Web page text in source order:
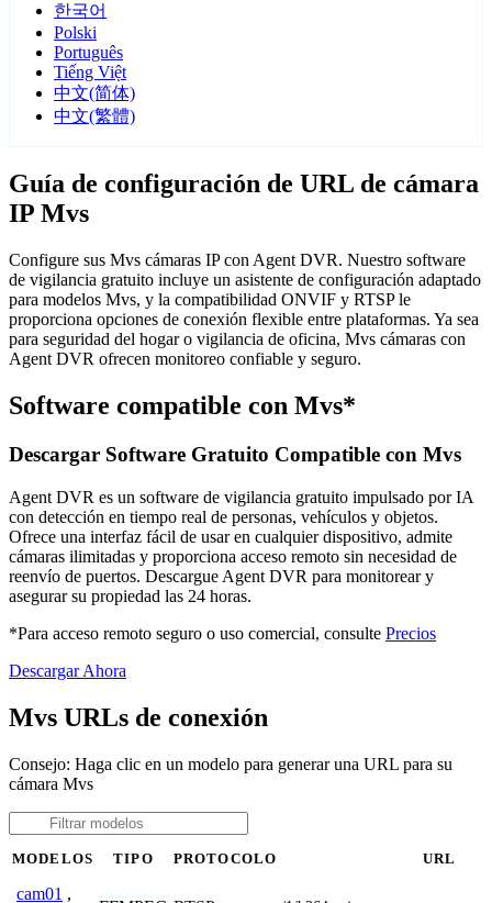
한국어
Polski
Português
Tiếng Việt
中文(简体)
中文(繁體)
Guía de configuración de URL de cámara
IP Mvs
Configure sus Mvs cámaras IP con Agent DVR. Nuestro software
de vigilancia gratuito incluye un asistente de configuración adaptado
para modelos Mvs, y la compatibilidad ONVIF y RTSP le
proporciona opciones de conexión flexible entre plataformas. Ya sea
para seguridad del hogar o vigilancia de oficina, Mvs cámaras con
Agent DVR ofrecen monitoreo confiable y seguro.
Software compatible con Mvs*
Descargar Software Gratuito Compatible con Mvs
Agent DVR es un software de vigilancia gratuito impulsado por IA
con detección en tiempo real de personas, vehículos y objetos.
Ofrece una interfaz fácil de usar en cualquier dispositivo, admite
cámaras ilimitadas y proporciona acceso remoto sin necesidad de
reenvío de puertos. Descargue Agent DVR para monitorear y
asegurar su propiedad las 24 horas.
*Para acceso remoto seguro o uso comercial, consulte Precios
Descargar Ahora
Mvs URLs de conexión
Consejo: Haga clic en un modelo para generar una URL para su
cámara Mvs
MODELOS TIPO PROTOCOLO URL
cam01 ,